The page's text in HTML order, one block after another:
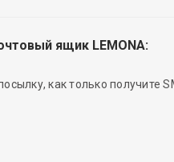
ящик LEMONA:
как только получите